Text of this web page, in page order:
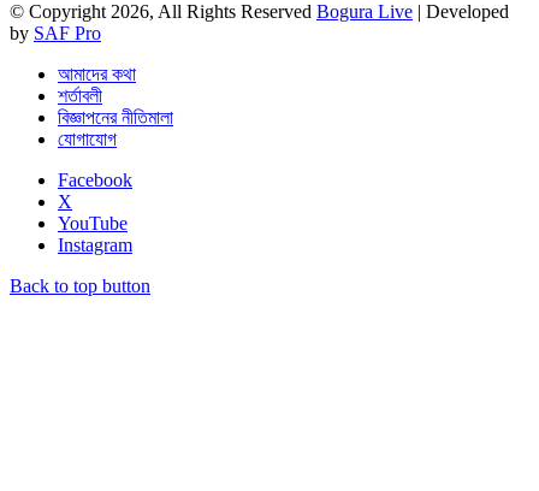
© Copyright 2026, All Rights Reserved Bogura Live | Developed
by SAF Pro
আমাদের কথা
শর্তাবলী
বিজ্ঞাপনের নীতিমালা
যোগাযোগ
Facebook
X
YouTube
Instagram
Back to top button